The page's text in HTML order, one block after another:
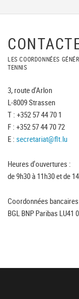
LES COORDONNÉES
TENNIS
3, route d'Arlon
L-8009 Strassen
T : +352 57 44 70 1
F : +352 57 44 70 72
E : secretariat@flt.lu
Heures d'ouvertures :
de 9h30 à 11h30 et de
Coordonnées
BGL BNP Paribas LU41